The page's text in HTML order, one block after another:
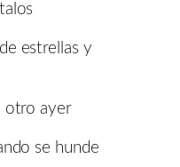
estrellas y
otro ayer
se hunde